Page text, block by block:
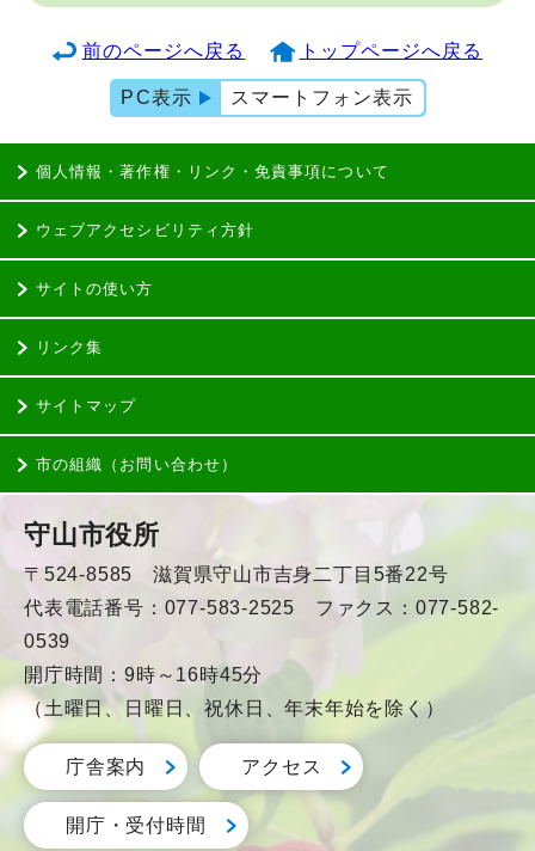
前のページへ戻る トップページへ戻る
PC表示 スマートフォン表示
個人情報・著作権・リンク・免責事項について
ウェブアクセシビリティ方針
サイトの使い方
リンク集
サイトマップ
市の組織（お問い合わせ）
守山市役所
〒524-8585 滋賀県守山市吉身二丁目5番22号
代表電話番号：077-583-2525 ファクス：077-582-
0539
開庁時間：9時～16時45分
（土曜日、日曜日、祝休日、年末年始を除く）
庁舎案内 アクセス
開庁・受付時間